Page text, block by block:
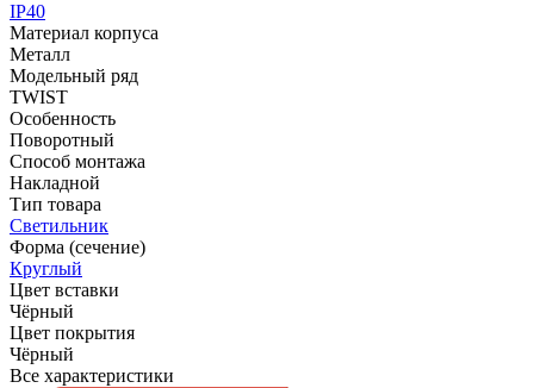
IP40
Материал корпуса
Металл
Модельный ряд
TWIST
Особенность
Поворотный
Способ монтажа
Накладной
Тип товара
Светильник
Форма (сечение)
Круглый
Цвет вставки
Чёрный
Цвет покрытия
Чёрный
Все характеристики